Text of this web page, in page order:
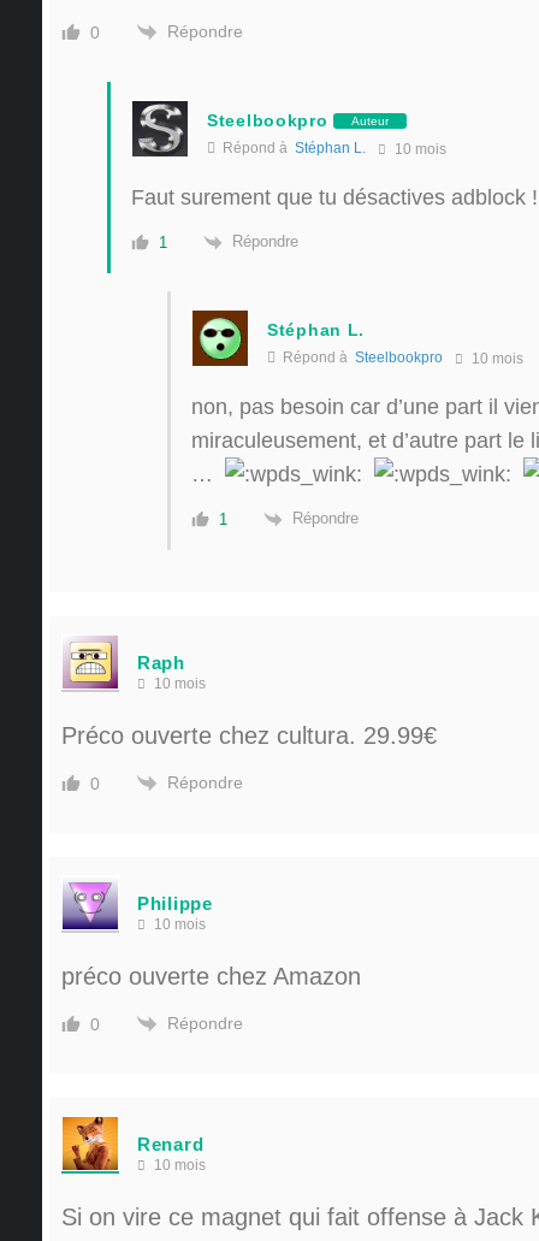
0 Répondre
Steelbookpro Auteur
Répond à Stéphan L. 10 mois
Faut surement que tu désactives adblock
1 Répondre
Stéphan L.
Répond à Steelbookpro 10 mois
non, pas besoin car d’une part il
miraculeusement, et d’autre part le
…
1 Répondre
Raph
10 mois
Préco ouverte chez cultura. 29.99€
0 Répondre
Philippe
10 mois
préco ouverte chez Amazon
0 Répondre
Renard
10 mois
Si on vire ce magnet qui fait offense à Jack